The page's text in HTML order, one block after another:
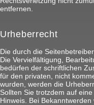
entfernen.
Urheberrecht
Die durch die
Die Vervielfältigung,
bedürfen der schriftlichen
für den privaten, nicht
wurden, werden die
Sollten Sie trotzdem auf
Hinweis. Bei